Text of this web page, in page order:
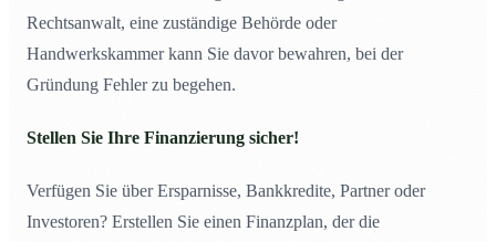
Rechtsanwalt, eine zuständige Behörde oder
Handwerkskammer kann Sie davor bewahren, bei der
Gründung Fehler zu begehen.
Stellen Sie Ihre Finanzierung sicher!
Verfügen Sie über Ersparnisse, Bankkredite, Partner oder
Investoren? Erstellen Sie einen Finanzplan, der die